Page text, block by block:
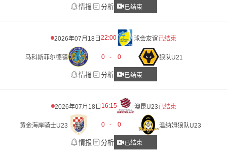
情报 分析 已结束
2026年07月18日 22:00 球会友谊已结束
马科斯菲尔德镇 0 - 0 狼队U21
情报 分析 已结束
2026年07月18日 16:15 澳昆U23已结束
黄金海岸骑士U23 0 - 0 温纳姆狼队U23
情报 分析 已结束